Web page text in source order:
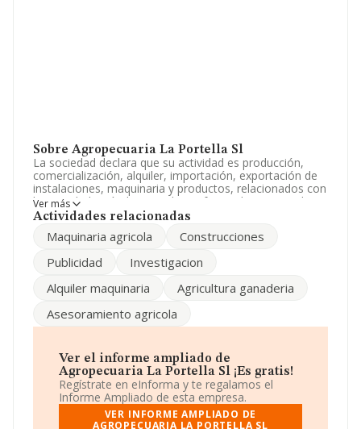
Sobre Agropecuaria La Portella Sl
La sociedad declara que su actividad es producción,
comercialización, alquiler, importación, exportación de
instalaciones, maquinaria y productos, relacionados con
la actividad agrícola, ganadera y forestal. servicios de
investigación, asesoramiento de la acti. La sociedad
CNAE es 'Actividades de apoyo a la agricultura' con
mercados exteriores.
La sociedad española Agropecuaria La Portella S.L
(25134), en el municipio de La Portella, provincia de
Lleida, Cataluña.
En relación con el sector y disponiendo de los datos de
hasta 13.853 empresas, a nivel nacional la facturación
asciende a 3.208 millones de euros y la media entre
todas las compañías es de 231 mil euros de ventas. En
relación con la información de la provincia de Lleida, en
la base de datos de INFORMA aparecen 468 empresas,
Ver más
Actividades relacionadas
Maquinaria agricola
Construcciones
Publicidad
Investigacion
Alquiler maquinaria
Agricultura ganaderia
Asesoramiento agricola
Ver el informe ampliado de
Agropecuaria La Portella Sl ¡Es gratis!
Regístrate en eInforma y te regalamos el
Informe Ampliado de esta empresa.
VER INFORME AMPLIADO DE
AGROPECUARIA LA PORTELLA SL